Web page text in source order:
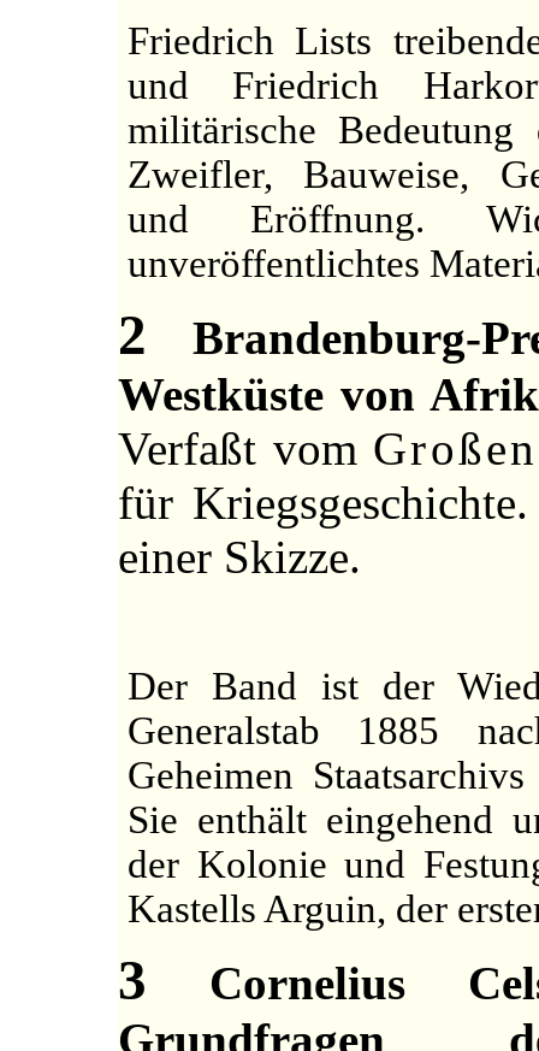
Friedrich Lists
und Friedrich
militärische Bedeutung
Zweifler, Bauweise,
und Eröffnung.
unveröffentlichtes
2 Brandenburg-
Westküste von
Verfaßt vom
für
einer Skizze.
Der Band ist der
Generalstab 1885
Geheimen
Sie enthält eingehend
der Kolonie und
Kastells Arguin, der
3 Cornelius
Grundfragen